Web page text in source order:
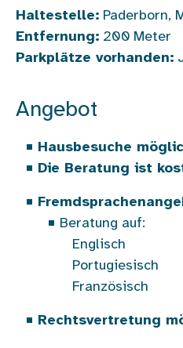
Haltestelle: Paderborn,
Entfernung: 200 Meter
Parkplätze vorhanden:
Angebot
Hausbesuche
Die Beratung ist
Beratung auf:
Englisch
Portugiesisch
Französisch
Rechtsvertretung